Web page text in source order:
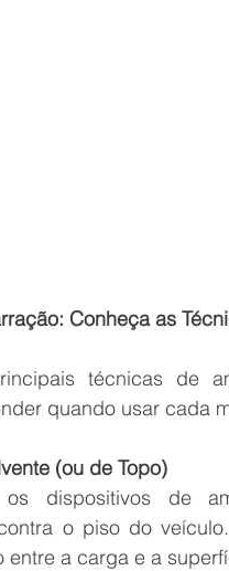
Conheça as
técnicas de
quando usar cada
(ou de Topo)
dispositivos de
o piso do
entre a carga e a